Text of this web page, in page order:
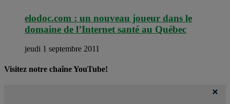
elodoc.com : un nouveau joueur dans le
domaine de l’Internet santé au Québec
jeudi 1 septembre 2011
Visitez notre chaîne YouTube!